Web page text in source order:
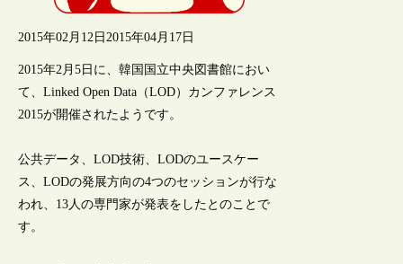
2015年02月12日 2015年04月17日
2015年2月5日に、韓国国立中央図書館におい
て、Linked Open Data（LOD）カンファレンス
2015が開催されたようです。
公共データ、LOD技術、LODのユースケー
ス、LODの発展方向の4つのセッションが行な
われ、13人の専門家が発表をしたとのことで
す。